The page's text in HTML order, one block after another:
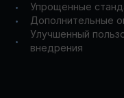
• Упрощенные
• Дополнительные
•
Улучшенный
внедрения